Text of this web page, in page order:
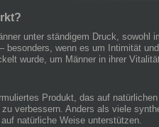
unter ständigem Druck,
besonders, wenn es um Intimität
wurde, um Männer in ihrer
Produkt, das auf
verbessern. Anders als viele
natürliche Weise unterstützen.